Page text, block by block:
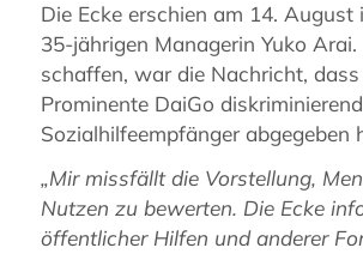
Die Ecke erschien am 14.
35-jährigen Managerin Yuko
schaffen, war die Nachricht,
Prominente DaiGo
Sozialhilfeempfänger abgegeben
„Mir missfällt die Vorstellung,
Nutzen zu bewerten. Die Ecke
öffentlicher Hilfen und anderer